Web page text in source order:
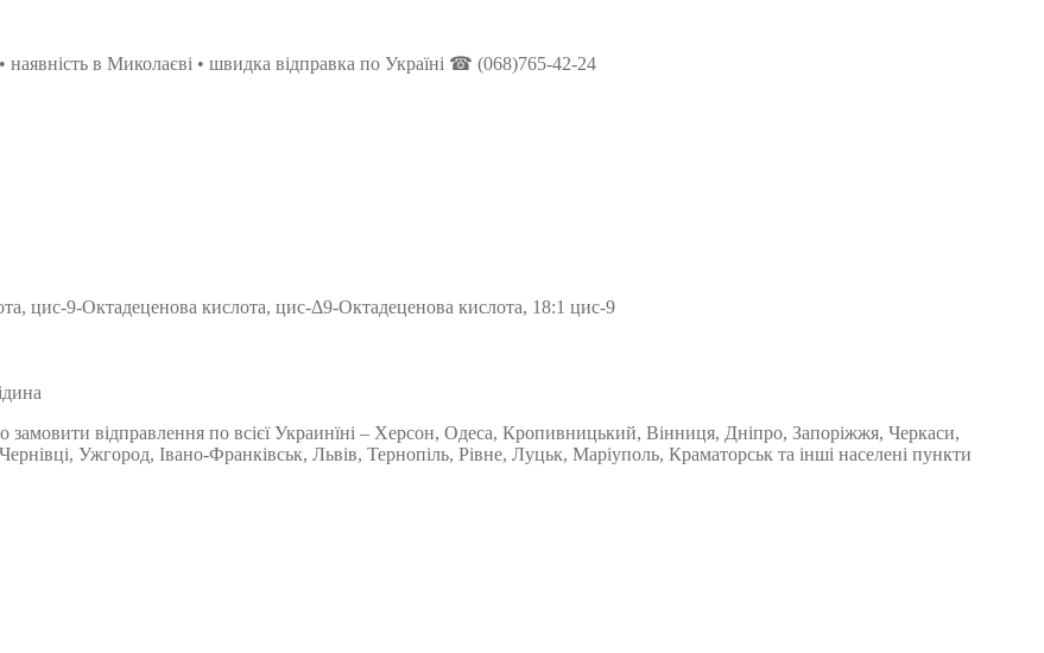
наявність в Миколаєві • швидка відправка по Україні ☎ (068)765-42-24
цис-9-Октадеценова кислота, цис-Δ9-Октадеценова кислота, 18:1 цис-9
відправлення по всієї Украинїні – Херсон, Одеса, Кропивницький, Вінниця, Дніпро, Запоріжжя, Черкаси,
Ужгород, Івано-Франківськ, Львів, Тернопіль, Рівне, Луцьк, Маріуполь, Краматорськ та інші населені пункти